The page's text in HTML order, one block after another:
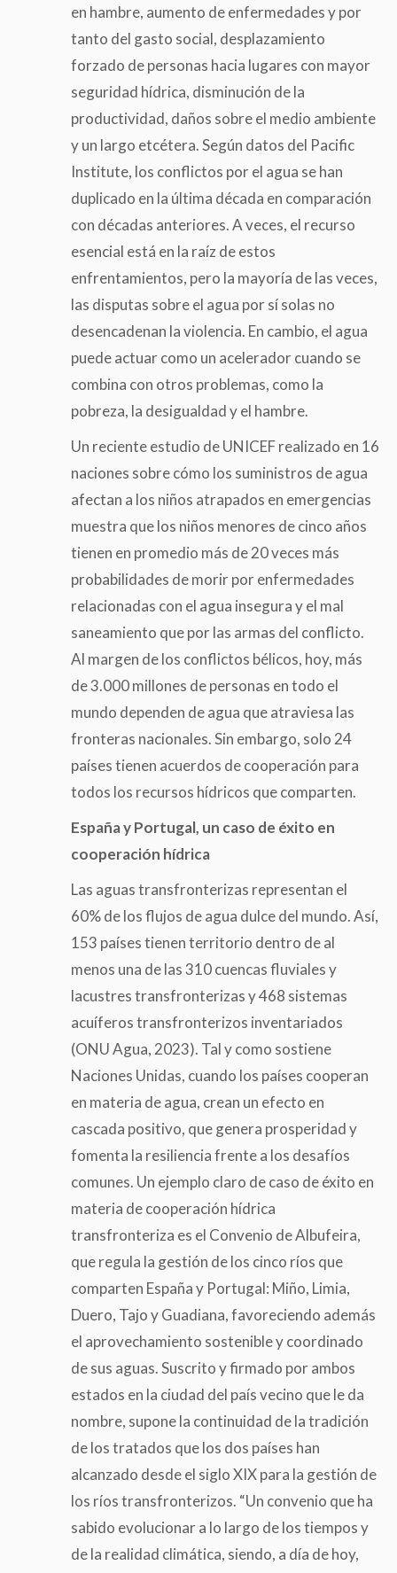
en hambre, aumento de enfermedades y por
tanto del gasto social, desplazamiento
forzado de personas hacia lugares con mayor
seguridad hídrica, disminución de la
productividad, daños sobre el medio ambiente
y un largo etcétera. Según datos del Pacific
Institute, los conflictos por el agua se han
duplicado en la última década en comparación
con décadas anteriores. A veces, el recurso
esencial está en la raíz de estos
enfrentamientos, pero la mayoría de las veces,
las disputas sobre el agua por sí solas no
desencadenan la violencia. En cambio, el agua
puede actuar como un acelerador cuando se
combina con otros problemas, como la
pobreza, la desigualdad y el hambre.
Un reciente estudio de UNICEF realizado en 16
naciones sobre cómo los suministros de agua
afectan a los niños atrapados en emergencias
muestra que los niños menores de cinco años
tienen en promedio más de 20 veces más
probabilidades de morir por enfermedades
relacionadas con el agua insegura y el mal
saneamiento que por las armas del conflicto.
Al margen de los conflictos bélicos, hoy, más
de 3.000 millones de personas en todo el
mundo dependen de agua que atraviesa las
fronteras nacionales. Sin embargo, solo 24
países tienen acuerdos de cooperación para
todos los recursos hídricos que comparten.
España y Portugal, un caso de éxito en
cooperación hídrica
Las aguas transfronterizas representan el
60% de los flujos de agua dulce del mundo. Así,
153 países tienen territorio dentro de al
menos una de las 310 cuencas fluviales y
lacustres transfronterizas y 468 sistemas
acuíferos transfronterizos inventariados
(ONU Agua, 2023). Tal y como sostiene
Naciones Unidas, cuando los países cooperan
en materia de agua, crean un efecto en
cascada positivo, que genera prosperidad y
fomenta la resiliencia frente a los desafíos
comunes. Un ejemplo claro de caso de éxito en
materia de cooperación hídrica
transfronteriza es el Convenio de Albufeira,
que regula la gestión de los cinco ríos que
comparten España y Portugal: Miño, Limia,
Duero, Tajo y Guadiana, favoreciendo además
el aprovechamiento sostenible y coordinado
de sus aguas. Suscrito y firmado por ambos
estados en la ciudad del país vecino que le da
nombre, supone la continuidad de la tradición
de los tratados que los dos países han
alcanzado desde el siglo XIX para la gestión de
los ríos transfronterizos. “Un convenio que ha
sabido evolucionar a lo largo de los tiempos y
de la realidad climática, siendo, a día de hoy,